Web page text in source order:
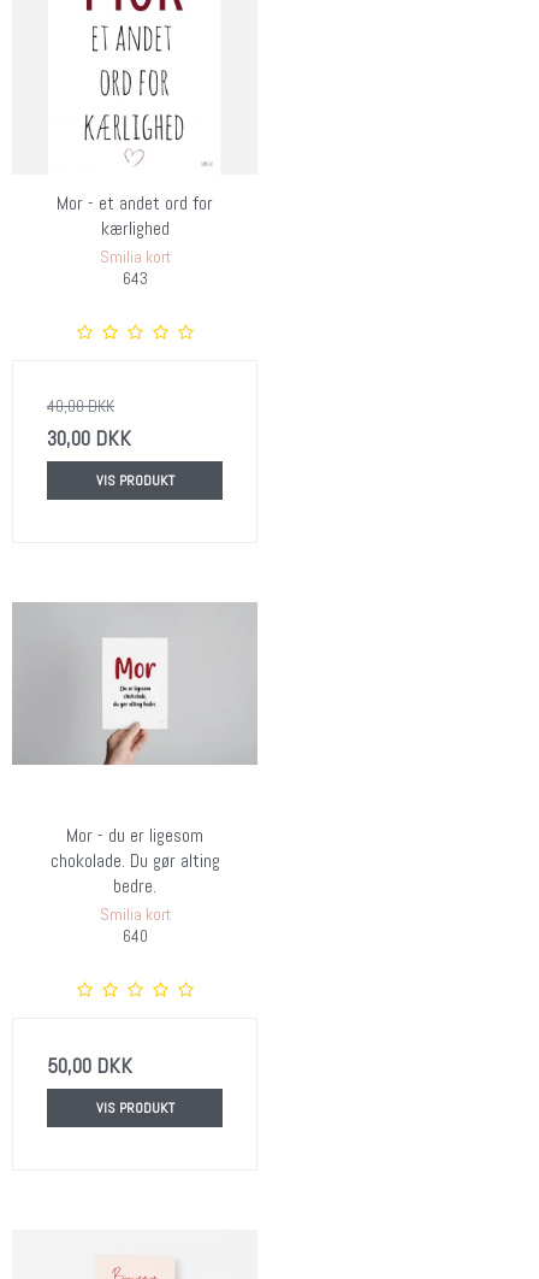
Mor - et andet ord for
kærlighed
Smilia kort
643
40,00 DKK
30,00 DKK
VIS PRODUKT
Mor - du er ligesom
chokolade. Du gør alting
bedre.
Smilia kort
640
50,00 DKK
VIS PRODUKT